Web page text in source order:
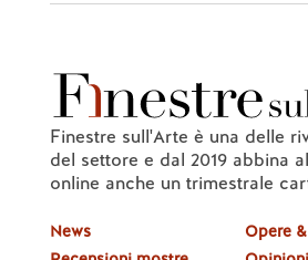
Finestre sull'Arte è una delle
del settore e dal 2019 abbina
online anche un trimestrale
News
Opere